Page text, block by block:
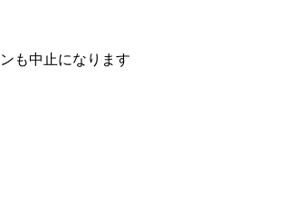
も中止になります